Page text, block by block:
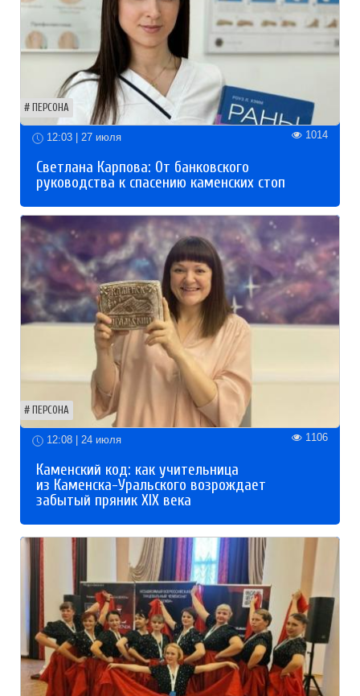
ПЕРСОНА
12:03 | 27 июля 1014
Светлана Карпова: От банковского
руководства к спасению каменских стоп
ПЕРСОНА
12:08 | 24 июля 1106
Каменский код: как учительница
из Каменска-Уральского возрождает
забытый пряник XIX века